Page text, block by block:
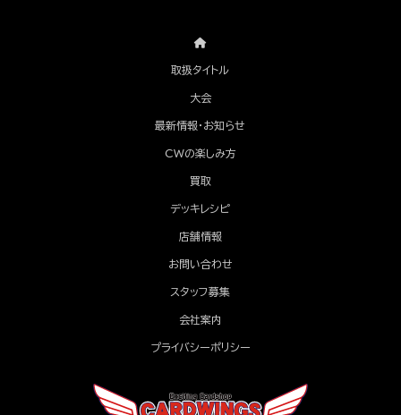
取扱タイトル
大会
最新情報・お知らせ
CWの楽しみ方
買取
デッキレシピ
店舗情報
お問い合わせ
スタッフ募集
会社案内
プライバシーポリシー